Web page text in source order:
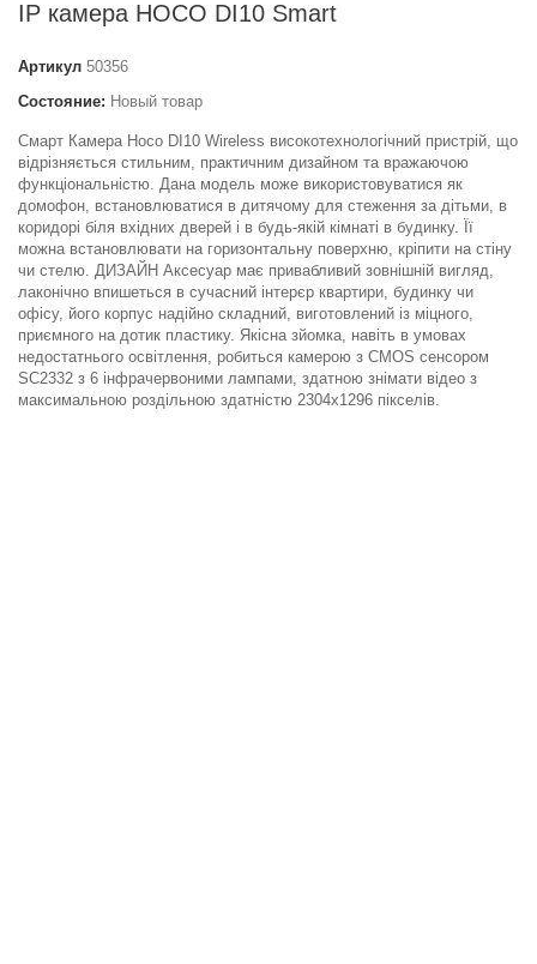
IP камера HOCO DI10 Smart
Артикул 50356
Состояние: Новый товар
Смарт Камера Hoco DI10 Wireless високотехнологічний пристрій, що
відрізняється стильним, практичним дизайном та вражаючою
функціональністю. Дана модель може використовуватися як
домофон, встановлюватися в дитячому для стеження за дітьми, в
коридорі біля вхідних дверей і в будь-якій кімнаті в будинку. Її
можна встановлювати на горизонтальну поверхню, кріпити на стіну
чи стелю. ДИЗАЙН Аксесуар має привабливий зовнішній вигляд,
лаконічно впишеться в сучасний інтерєр квартири, будинку чи
офісу, його корпус надійно складний, виготовлений із міцного,
приємного на дотик пластику. Якісна зйомка, навіть в умовах
недостатнього освітлення, робиться камерою з CMOS сенсором
SC2332 з 6 інфрачервоними лампами, здатною знімати відео з
максимальною роздільною здатністю 2304х1296 пікселів.